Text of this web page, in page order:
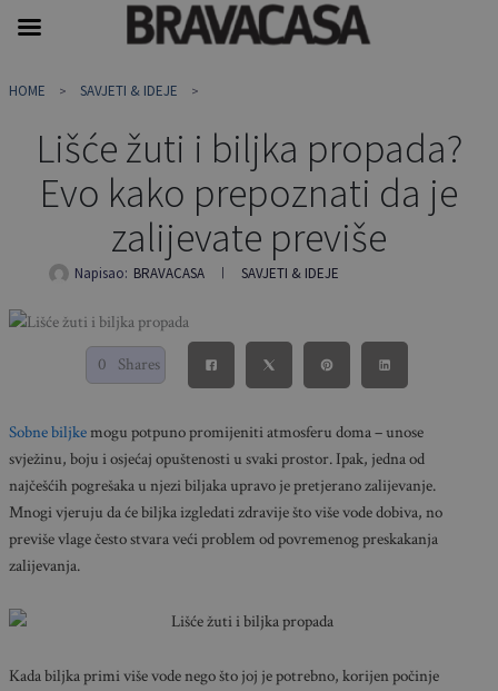
toHOME SAVJETI & IDEJE
Lišće žuti i biljka propada?
Evo kako prepoznati da je
zalijevate previše
Napisao: BRAVACASA SAVJETI & IDEJE
0 Shares
Sobne biljkemogu potpuno promijeniti atmosferu doma – unose
svježinu, boju i osjećaj opuštenosti u svaki prostor. Ipak, jedna od
najčešćih pogrešaka u njezi biljaka upravo je pretjerano zalijevanje.
Mnogi vjeruju da će biljka izgledati zdravije što više vode dobiva, no
previše vlage često stvara veći problem od povremenog preskakanja
zalijevanja.
Kada biljka primi više vode nego što joj je potrebno, korijen počinje